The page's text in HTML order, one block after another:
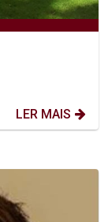
LER MAIS